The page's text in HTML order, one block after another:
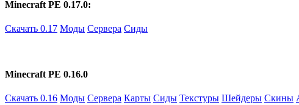
Minecraft PE 0.17.0:
Скачать 0.17 Моды Сервера Сиды
Minecraft PE 0.16.0
Скачать 0.16 Моды Сервера Карты Сиды Текстуры Шейдеры Скины